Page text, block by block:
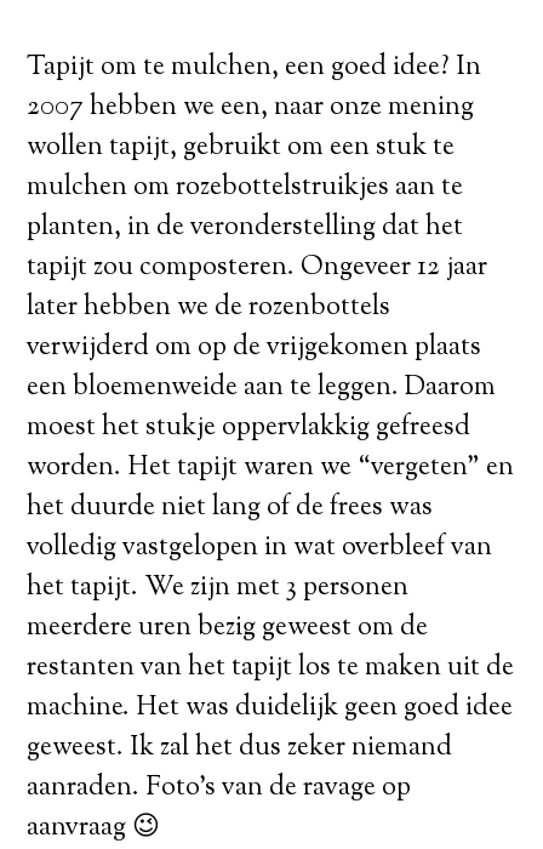
Tapijt om te mulchen, een goed idee? In
2007 hebben we een, naar onze mening
wollen tapijt, gebruikt om een stuk te
mulchen om rozebottelstruikjes aan te
planten, in de veronderstelling dat het
tapijt zou composteren. Ongeveer 12 jaar
later hebben we de rozenbottels
verwijderd om op de vrijgekomen plaats
een bloemenweide aan te leggen. Daarom
moest het stukje oppervlakkig gefreesd
worden. Het tapijt waren we “vergeten” en
het duurde niet lang of de frees was
volledig vastgelopen in wat overbleef van
het tapijt. We zijn met 3 personen
meerdere uren bezig geweest om de
restanten van het tapijt los te maken uit de
machine. Het was duidelijk geen goed idee
geweest. Ik zal het dus zeker niemand
aanraden. Foto’s van de ravage op
aanvraag 😉